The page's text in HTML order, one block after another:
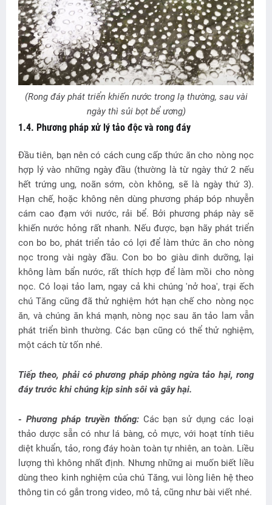
(Rong đáy phát triển khiến nước trong lạ thường, sau vài
ngày thì sủi bọt bể ương)
1.4. Phương pháp xử lý tảo độc và rong đáy
Đầu tiên, bạn nên có cách cung cấp thức ăn cho nòng nọc
hợp lý vào những ngày đầu (thường là từ ngày thứ 2 nếu
hết trứng ung, noãn sớm, còn không, sẽ là ngày thứ 3).
Hạn chế, hoặc không nên dùng phương pháp bóp nhuyễn
cám cao đạm với nước, rải bể. Bởi phương pháp này sẽ
khiến nước hỏng rất nhanh. Nếu được, bạn hãy phát triển
con bo bo, phát triển tảo có lợi để làm thức ăn cho nòng
nọc trong vài ngày đầu. Con bo bo giàu dinh dưỡng, lại
không làm bẩn nước, rất thích hợp để làm mồi cho nòng
nọc. Có loại tảo lam, ngay cả khi chúng 'nở hoa', trại ếch
chú Tăng cũng đã thử nghiệm hớt hạn chế cho nòng nọc
ăn, và chúng ăn khá mạnh, nòng nọc sau ăn tảo lam vẫn
phát triển bình thường. Các bạn cũng có thể thử nghiệm,
một cách từ tốn nhé.
Tiếp theo, phải có phương pháp phòng ngừa tảo hại, rong
đáy trước khi chúng kịp sinh sôi và gây hại.
- Phương pháp truyền thống:Các bạn sử dụng các loại
thảo dược sẵn có như lá bàng, cỏ mực, với hoạt tính tiêu
diệt khuẩn, tảo, rong đáy hoàn toàn tự nhiên, an toàn. Liều
lượng thì không nhất định. Nhưng những ai muốn biết liều
dùng theo kinh nghiệm của chú Tăng, vui lòng liên hệ theo
thông tin có gắn trong video, mô tả, cũng như bài viết nhé.